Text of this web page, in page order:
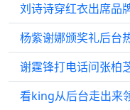
刘诗诗穿红衣出席品
杨紫谢娜颁奖礼后台
看king从后台走出来